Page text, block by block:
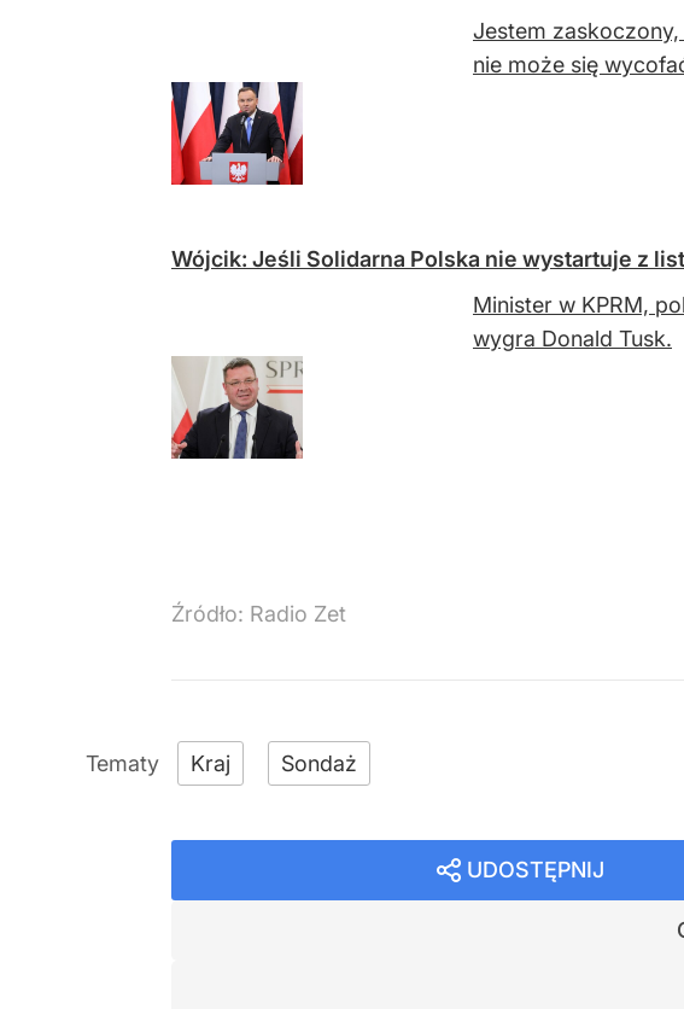
Jestem
nie może się
Wójcik: Jeśli Solidarna Polska nie wystartuje z
Minister w KPRM,
wygra Donald Tusk.
Źródło: Radio Zet
Kraj Sondaż
UDOSTĘPNIJ